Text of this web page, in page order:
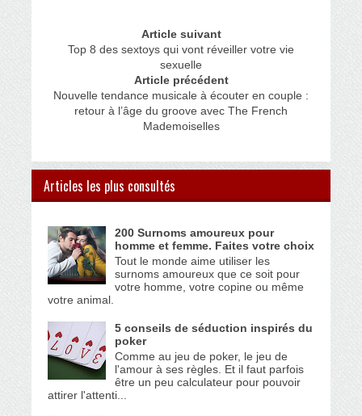
Article suivant
Top 8 des sextoys qui vont réveiller votre vie
sexuelle
Article précédent
Nouvelle tendance musicale à écouter en couple :
retour à l’âge du groove avec The French
Mademoiselles
Articles les plus consultés
200 Surnoms amoureux pour
homme et femme. Faites votre choix
Tout le monde aime utiliser les
surnoms amoureux que ce soit pour
votre homme, votre copine ou même
votre animal.
5 conseils de séduction inspirés du
poker
Comme au jeu de poker, le jeu de
l'amour à ses règles. Et il faut parfois
être un peu calculateur pour pouvoir
attirer l'attenti...